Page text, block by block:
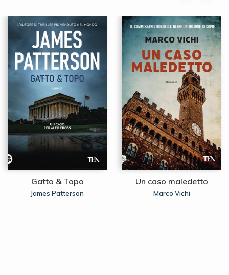
Gatto & Topo
James Patterson
Un caso maledetto
Marco Vichi